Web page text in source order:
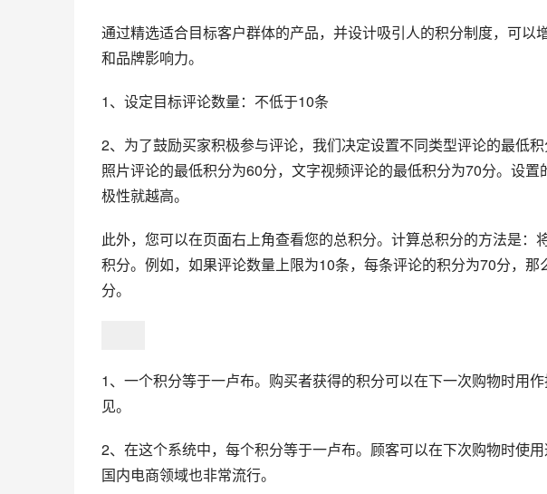
通过精选适合目标客户群体的产品，并设计吸引人的积分制度，可以
和品牌影响力。
1、设定目标评论数量：不低于10条
2、为了鼓励买家积极参与评论，我们决定设置不同类型评论的最低
照片评论的最低积分为60分，文字视频评论的最低积分为70分。设
极性就越高。
此外，您可以在页面右上角查看您的总积分。计算总积分的方法是
积分。例如，如果评论数量上限为10条，每条评论的积分为70分，
分。
1、一个积分等于一卢布。购买者获得的积分可以在下一次购物时用
见。
2、在这个系统中，每个积分等于一卢布。顾客可以在下次购物时使
国内电商领域也非常流行。